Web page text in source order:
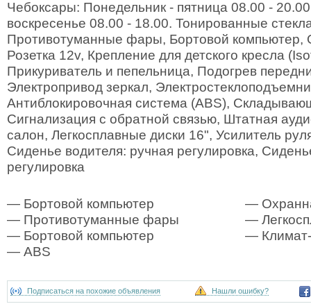
Чебоксары: Понедельник - пятница 08.00 -
воскресенье 08.00 - 18.00. Тонированные
Противотуманные фары, Бортовой компьютер,
Розетка 12v, Крепление для детского кресла
Прикуриватель и пепельница, Подогрев
Электропривод зеркал,
Антиблокировочная система (ABS),
Сигнализация с обратной связью, Штатная
салон, Легкосплавные диски 16", Усилитель
Сиденье водителя: ручная регулировка,
регулировка
— Бортовой компьютер
— Противотуманные фары
— Бортовой компьютер
— ABS
—
—
— Климат-
Подписаться на похожие объявления Нашли ошибку?